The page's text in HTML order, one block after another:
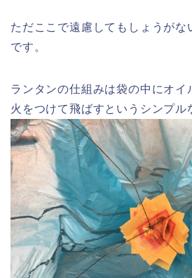
ただここで遠慮してもしょうがな
です。
ランタンの仕組みは袋の中にオイ
火をつけて飛ばすというシンプル